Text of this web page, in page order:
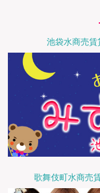
池袋水商売
歌舞伎町水商売